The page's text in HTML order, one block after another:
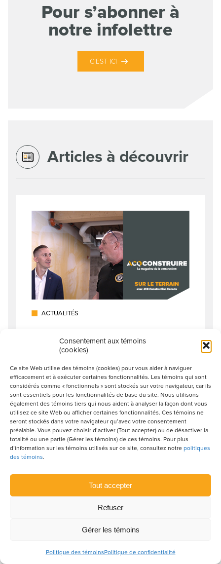
Consentement aux témoins
(cookies)
Ce site Web utilise des témoins (cookies) pour vous aider à naviguer
efficacement et à exécuter certaines fonctionnalités. Les témoins qui sont
considérés comme « fonctionnels » sont stockés sur votre navigateur, car ils
sont essentiels pour les fonctionnalités de base du site. Nous utilisons
également des témoins tiers qui nous aident à analyser la façon dont vous
utilisez ce site Web ou afficher certaines fonctionnalités. Ces témoins ne
seront stockés dans votre navigateur qu’avec votre consentement
préalable. Vous pouvez choisir d’activer (Tout accepter) ou de désactiver la
totalité ou une partie (Gérer les témoins) de ces témoins. Pour plus
d’information sur les témoins utilisés sur ce site, consultez notre politiques
des témoins.
Tout accepter
Refuser
Gérer les témoins
Politique des témoinsPolitique de confidentialité
Pour s’abonner à
notre infolettre
C’EST ICI
Articles à découvrir
ACTUALITÉS
Construction Canada
demeurent sacrées
17 JUILLET 2026